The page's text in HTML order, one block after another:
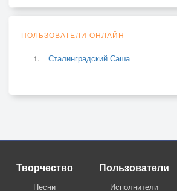
ПОЛЬЗОВАТЕЛИ ОНЛАЙН
Сталинградский Саша
Творчество
Песни
Пользователи
Исполнители